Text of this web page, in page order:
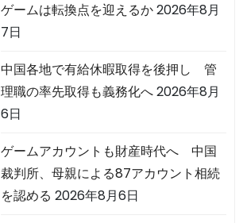
ゲームは転換点を迎えるか2026年8月
7日
中国各地で有給休暇取得を後押し 管
理職の率先取得も義務化へ2026年8月
6日
ゲームアカウントも財産時代へ 中国
裁判所、母親による87アカウント相続
を認める 2026年8月6日